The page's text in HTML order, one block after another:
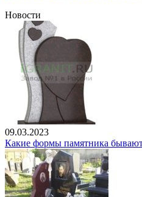
Новости
09.03.2023
Какие формы памятника